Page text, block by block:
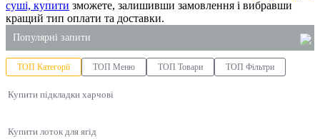
суші, купити зможете, залишивши замовлення і вибравши
кращий тип оплати та доставки.
Популярні запити
контейнери для соусу
господарські товари для ресторану
упаковка для тортів пластик
ТОП Категорії ТОП Меню ТОП Товари ТОП Фільтри
Купити підкладки харчові
Купити лоток для ягід